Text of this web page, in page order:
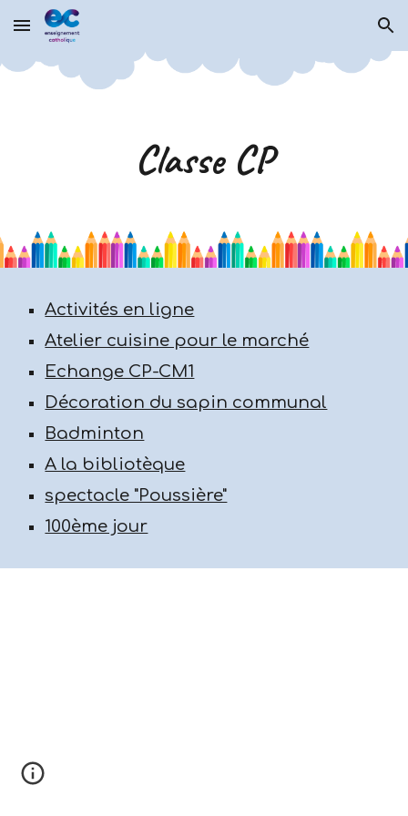
Skip to main content Skip to navigation
Classe CP
Activités en ligne
Atelier cuisine pour le marché
Echange CP-CM1
Décoration du sapin communal
Badminton
A la bibliotèque
spectacle "Poussière"
100ème jour